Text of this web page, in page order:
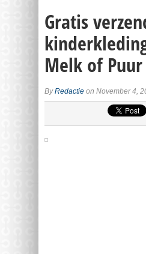
Gratis
Melk of Puur
ByRedactie on November 4,